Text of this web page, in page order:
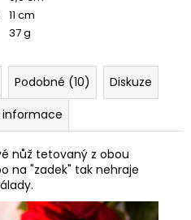
11 cm
37 g
Podobné (10)
Diskuze
nůž tetovaný z obou
na "zadek" tak nehraje